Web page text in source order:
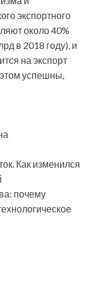
экспортного
около 40%
в 2018 году), и
на экспорт
успешны,
Как изменился
почему